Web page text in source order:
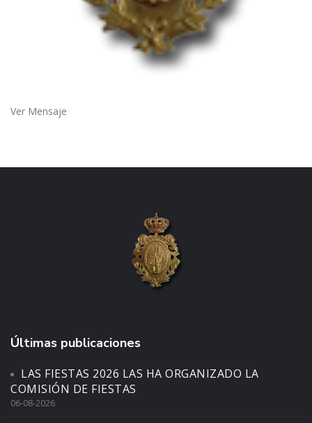
Ver Mensaje
Últimas publicaciones
LAS FIESTAS 2026 LAS HA ORGANIZADO LA
COMISIÓN DE FIESTAS
06-08-2026